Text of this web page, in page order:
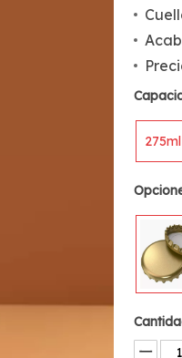
275ml